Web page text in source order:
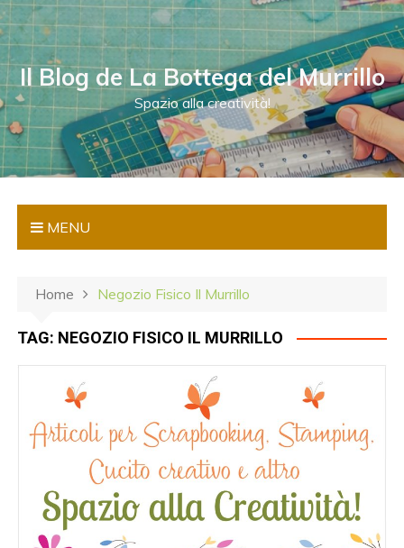
S
a
a
a
l
c
Il Blog de La Bottega del Murrillo
Spazio alla creatività!
MENU
Home Negozio Fisico Il Murrillo
TAG: NEGOZIO FISICO IL MURRILLO